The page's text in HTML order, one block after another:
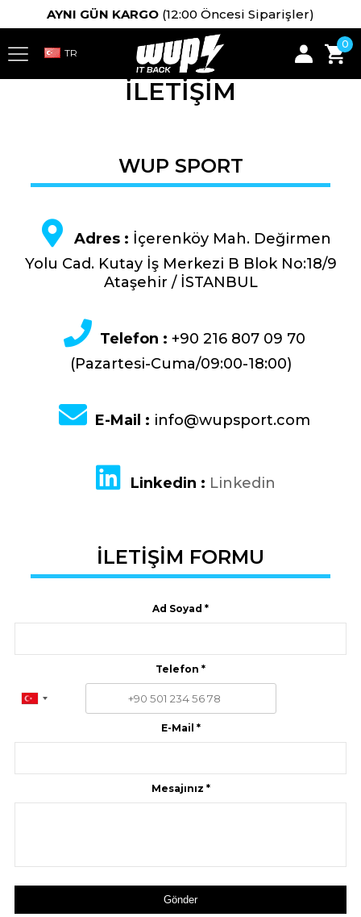
AYNI GÜN KARGO (12:00 Öncesi Siparişler)
0
İLETİŞİM
WUP SPORT
Adres : İçerenköy Mah. Değirmen
Yolu Cad. Kutay İş Merkezi B Blok No:18/9
Ataşehir / İSTANBUL
Telefon : +90 216 807 09 70
(Pazartesi-Cuma/09:00-18:00)
E-Mail : info@wupsport.com
Linkedin : Linkedin
İLETİŞİM FORMU
Ad Soyad *
Telefon *
E-Mail *
Mesajınız *
Gönder